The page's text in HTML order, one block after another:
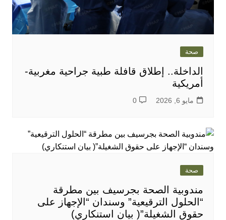
صحة
الداخلة.. إطلاق قافلة طبية جراحية مغربية-
أمريكية
مايو 6, 2026 0
صحة
مندوبية الصحة بجرسيف بين مطرقة
“الحلول الترقيعية” وسندان “الإجهاز على
حقوق الشغيلة”( بيان استنكاري)